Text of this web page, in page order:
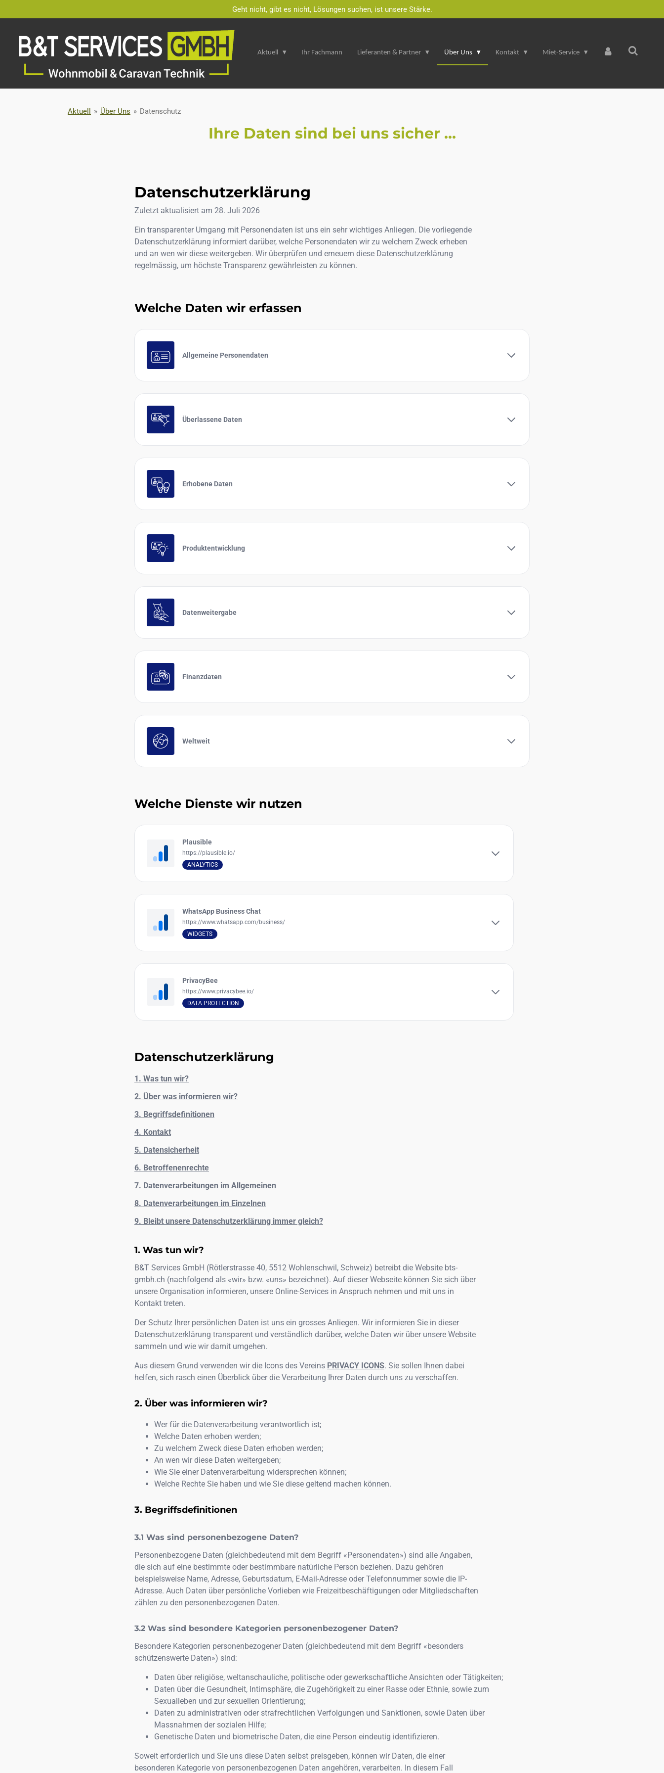
Hauptinhalt
Geht nicht, gibt es nicht, Lösungen suchen, ist unsere Stärke.
Aktuell Ihr Fachmann Lieferanten & Partner Über Uns Kontakt Miet-Service
Aktuell » Über Uns » Datenschutz
Ihre Daten sind bei uns sicher …
Datenschutzerklärung
Zuletzt aktualisiert am 28. Juli 2026
Ein transparenter Umgang mit Personendaten ist uns ein sehr wichtiges Anliegen. Die vorliegende
Datenschutzerklärung informiert darüber, welche Personendaten wir zu welchem Zweck erheben
und an wen wir diese weitergeben. Wir überprüfen und erneuern diese Datenschutzerklärung
regelmässig, um höchste Transparenz gewährleisten zu können.
Welche Daten wir erfassen
Allgemeine Personendaten
Überlassene Daten
Erhobene Daten
Produktentwicklung
Datenweitergabe
Finanzdaten
Weltweit
Welche Dienste wir nutzen
Plausible
https://plausible.io/
ANALYTICS
WhatsApp Business Chat
https://www.whatsapp.com/business/
WIDGETS
PrivacyBee
https://www.privacybee.io/
DATA PROTECTION
Datenschutzerklärung
1. Was tun wir?
2. Über was informieren wir?
3. Begriffsdefinitionen
4. Kontakt
5. Datensicherheit
6. Betroffenenrechte
7. Datenverarbeitungen im Allgemeinen
8. Datenverarbeitungen im Einzelnen
9. Bleibt unsere Datenschutzerklärung immer gleich?
Was tun wir?
B&T Services GmbH (Rötlerstrasse 40, 5512 Wohlenschwil, Schweiz) betreibt die Website bts-
gmbh.ch (nachfolgend als «wir» bzw. «uns» bezeichnet). Auf dieser Webseite können Sie sich über
unsere Organisation informieren, unsere Online-Services in Anspruch nehmen und mit uns in
Kontakt treten.
Der Schutz Ihrer persönlichen Daten ist uns ein grosses Anliegen. Wir informieren Sie in dieser
Datenschutzerklärung transparent und verständlich darüber, welche Daten wir über unsere Website
sammeln und wie wir damit umgehen.
Aus diesem Grund verwenden wir die Icons des Vereins PRIVACY ICONS. Sie sollen Ihnen dabei
helfen, sich rasch einen Überblick über die Verarbeitung Ihrer Daten durch uns zu verschaffen.
Über was informieren wir?
Wer für die Datenverarbeitung verantwortlich ist;
Welche Daten erhoben werden;
Zu welchem Zweck diese Daten erhoben werden;
An wen wir diese Daten weitergeben;
Wie Sie einer Datenverarbeitung widersprechen können;
Welche Rechte Sie haben und wie Sie diese geltend machen können.
Begriffsdefinitionen
Was sind personenbezogene Daten?
Personenbezogene Daten (gleichbedeutend mit dem Begriff «Personendaten») sind alle Angaben,
die sich auf eine bestimmte oder bestimmbare natürliche Person beziehen. Dazu gehören
beispielsweise Name, Adresse, Geburtsdatum, E-Mail-Adresse oder Telefonnummer sowie die IP-
Adresse. Auch Daten über persönliche Vorlieben wie Freizeitbeschäftigungen oder Mitgliedschaften
zählen zu den personenbezogenen Daten.
Was sind besondere Kategorien personenbezogener Daten?
Besondere Kategorien personenbezogener Daten (gleichbedeutend mit dem Begriff «besonders
schützenswerte Daten») sind:
Daten über religiöse, weltanschauliche, politische oder gewerkschaftliche Ansichten oder Tätigkeiten;
Daten über die Gesundheit, Intimsphäre, die Zugehörigkeit zu einer Rasse oder Ethnie, sowie zum
Sexualleben und zur sexuellen Orientierung;
Daten zu administrativen oder strafrechtlichen Verfolgungen und Sanktionen, sowie Daten über
Massnahmen der sozialen Hilfe;
Genetische Daten und biometrische Daten, die eine Person eindeutig identifizieren.
Soweit erforderlich und Sie uns diese Daten selbst preisgeben, können wir Daten, die einer
besonderen Kategorie von personenbezogenen Daten angehören, verarbeiten. In diesem Fall